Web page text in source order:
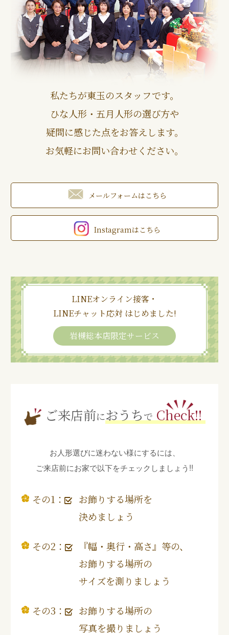
私たちが東玉のスタッフです。
ひな人形・五月人形の選び方や
疑問に感じた点をお答えします。
お気軽にお問い合わせください。
メールフォームはこちら
Instagramはこちら
LINEオンライン接客・
LINEチャット応対 はじめました!
岩槻総本店限定サービス
ご来店前におうちで Check!!
お人形選びに迷わない様にするには、
ご来店前にお家で以下をチェックしましょう!!
その1：
お飾りする場所を
決めましょう
その2：
『幅・奥行・高さ』等の、
お飾りする場所の
サイズを測りましょう
その3：
お飾りする場所の
写真を撮りましょう